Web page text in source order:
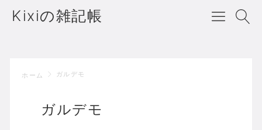
Kixiの雑記帳
ホーム ガルデモ
ガルデモ